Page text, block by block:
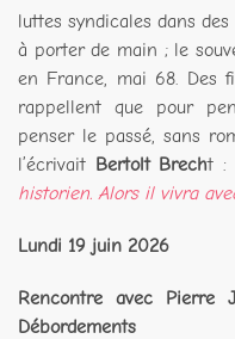
luttes syndicales dans
à porter de main ; le
en France, mai 68. Des
rappellent que pour
penser le passé, sans
l’écrivait Bertolt Brecht :
historien. Alors il vivra
Lundi 19 juin 2026
Rencontre avec Pierre
Débordements